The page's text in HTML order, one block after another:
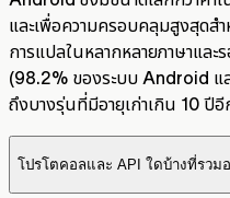
และเพื่อความครอบคลุมสูงสุดส
การแปลในหลากหลายภาษาแล
(98.2% ของระบบ Android แ
ถึงบางรุ่นที่มีอายุเก่าเกิน 10 ปีอี
โปรโตคอลและ API ใดบ้างที่รวม